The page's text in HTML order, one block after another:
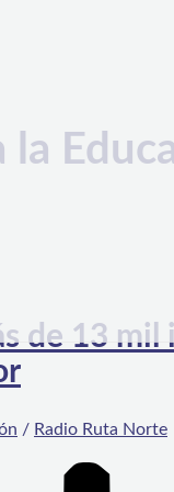
la
de 13
/ Radio Ruta Norte